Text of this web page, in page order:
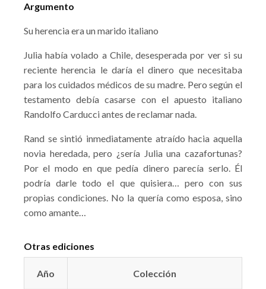
Argumento
Su herencia era un marido italiano
Julia había volado a Chile, desesperada por ver si su
reciente herencia le daría el dinero que necesitaba
para los cuidados médicos de su madre. Pero según el
testamento debía casarse con el apuesto italiano
Randolfo Carducci antes de reclamar nada.
Rand se sintió inmediatamente atraído hacia aquella
novia heredada, pero ¿sería Julia una cazafortunas?
Por el modo en que pedía dinero parecía serlo. Él
podría darle todo el que quisiera… pero con sus
propias condiciones. No la quería como esposa, sino
como amante…
Otras ediciones
Año Colección